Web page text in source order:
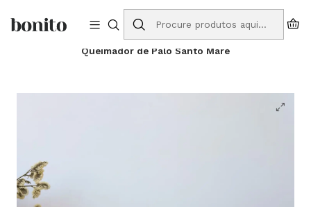
Loja Online
Queimadores
Queimador de Palo Santo Maré